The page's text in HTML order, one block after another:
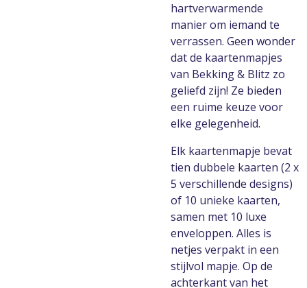
hartverwarmende
manier om iemand te
verrassen. Geen wonder
dat de kaartenmapjes
van Bekking & Blitz zo
geliefd zijn! Ze bieden
een ruime keuze voor
elke gelegenheid.
Elk kaartenmapje bevat
tien dubbele kaarten (2 x
5 verschillende designs)
of 10 unieke kaarten,
samen met 10 luxe
enveloppen. Alles is
netjes verpakt in een
stijlvol mapje. Op de
achterkant van het